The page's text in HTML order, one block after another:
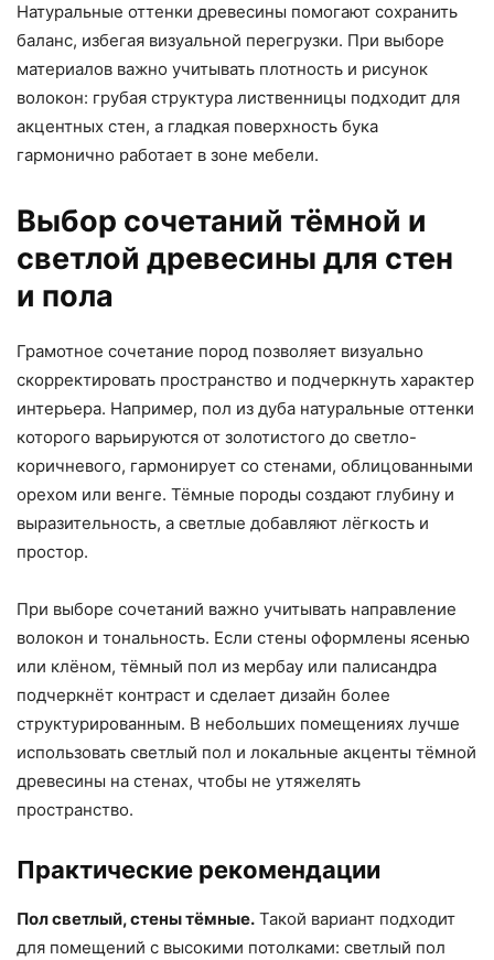
Натуральные оттенки древесины помогают сохранить
баланс, избегая визуальной перегрузки. При выборе
материалов важно учитывать плотность и рисунок
волокон: грубая структура лиственницы подходит для
акцентных стен, а гладкая поверхность бука
гармонично работает в зоне мебели.
Выбор сочетаний тёмной и
светлой древесины для стен
и пола
Грамотное сочетание пород позволяет визуально
скорректировать пространство и подчеркнуть характер
интерьера. Например, пол из дуба натуральные оттенки
которого варьируются от золотистого до светло-
коричневого, гармонирует со стенами, облицованными
орехом или венге. Тёмные породы создают глубину и
выразительность, а светлые добавляют лёгкость и
простор.
При выборе сочетаний важно учитывать направление
волокон и тональность. Если стены оформлены ясенью
или клёном, тёмный пол из мербау или палисандра
подчеркнёт контраст и сделает дизайн более
структурированным. В небольших помещениях лучше
использовать светлый пол и локальные акценты тёмной
древесины на стенах, чтобы не утяжелять
пространство.
Практические рекомендации
Пол светлый, стены тёмные. Такой вариант подходит
для помещений с высокими потолками: светлый пол